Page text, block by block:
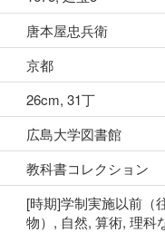
唐本屋忠兵衛
京都
26cm, 31丁
広島大学図書館
教科書コレクション
[時期]学制実施以前（
物）, 自然, 算術, 理科